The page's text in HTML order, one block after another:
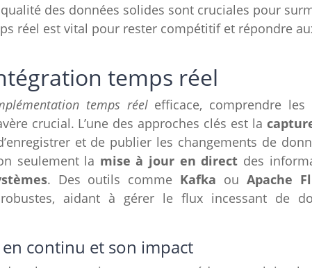
des données solides sont cruciales pour
réel est vital pour rester compétitif et répondre
temps réel
temps réelefficace, comprendre les
crucial. L’une des approches clés est la
et de publier les changements de
seulement la mise à jour en direct des
. Des outils comme Kafka ou Apache
aidant à gérer le flux incessant de
continu et son impact